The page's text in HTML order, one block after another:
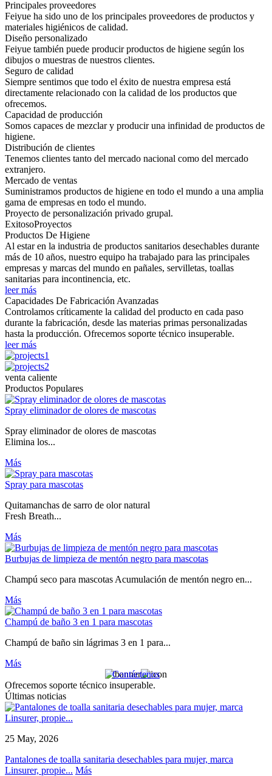
Principales proveedores
Feiyue ha sido uno de los principales proveedores de productos y
materiales higiénicos de calidad.
Diseño personalizado
Feiyue también puede producir productos de higiene según los
dibujos o muestras de nuestros clientes.
Seguro de calidad
Siempre sentimos que todo el éxito de nuestra empresa está
directamente relacionado con la calidad de los productos que
ofrecemos.
Capacidad de producción
Somos capaces de mezclar y producir una infinidad de productos de
higiene.
Distribución de clientes
Tenemos clientes tanto del mercado nacional como del mercado
extranjero.
Mercado de ventas
Suministramos productos de higiene en todo el mundo a una amplia
gama de empresas en todo el mundo.
Proyecto de personalización privado grupal.
ExitosoProyectos
Productos De Higiene
Al estar en la industria de productos sanitarios desechables durante
más de 10 años, nuestro equipo ha trabajado para las principales
empresas y marcas del mundo en pañales, servilletas, toallas
sanitarias para incontinencia, etc.
leer más
Capacidades De Fabricación Avanzadas
Controlamos críticamente la calidad del producto en cada paso
durante la fabricación, desde las materias primas personalizadas
hasta la producción. Ofrecemos soporte técnico insuperable.
leer más
venta caliente
Productos Populares
Spray eliminador de olores de mascotas
Spray eliminador de olores de mascotas
Elimina los...
Más
Spray para mascotas
Quitamanchas de sarro de olor natural
Fresh Breath...
Más
Burbujas de limpieza de mentón negro para mascotas
Champú seco para mascotas Acumulación de mentón negro en...
Más
Champú de baño 3 en 1 para mascotas
Champú de baño sin lágrimas 3 en 1 para...
Más
Contáctenos
Ofrecemos soporte técnico insuperable.
Últimas noticias
25 May, 2026
Pantalones de toalla sanitaria desechables para mujer, marca
Linsurer, propie... Más